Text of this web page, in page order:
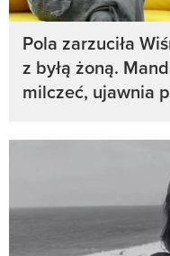
Pola zarzuciła
z byłą żoną.
milczeć, ujawnia